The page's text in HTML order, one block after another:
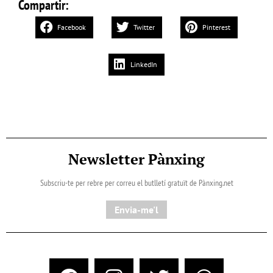
Compartir:
Facebook Twitter Pinterest
LinkedIn
Newsletter Pànxing
Subscriu-te per rebre per correu el butlletí gratuït de Pànxing.net​
Envia-me'l